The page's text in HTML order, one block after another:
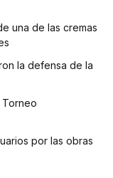
una de las cremas
la defensa de la
Torneo
por las obras